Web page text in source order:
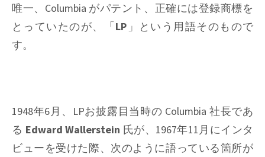
唯一、Columbia がパテント、正確には登録商標を
とっていたのが、「LP 」という用語そのもので
す。
1948年6月、LPお披露目当時の Columbia 社長であ
る Edward Wallerstein 氏が、1967年11月にインタ
ビューを受けた際、次のように語っている箇所が